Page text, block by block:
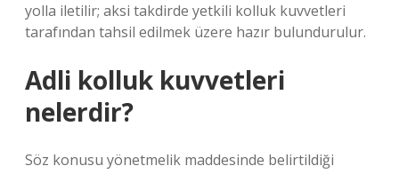
yolla iletilir; aksi takdirde yetkili kolluk kuvvetleri
tarafından tahsil edilmek üzere hazır bulundurulur.
Adli kolluk kuvvetleri
nelerdir?
Söz konusu yönetmelik maddesinde belirtildiği